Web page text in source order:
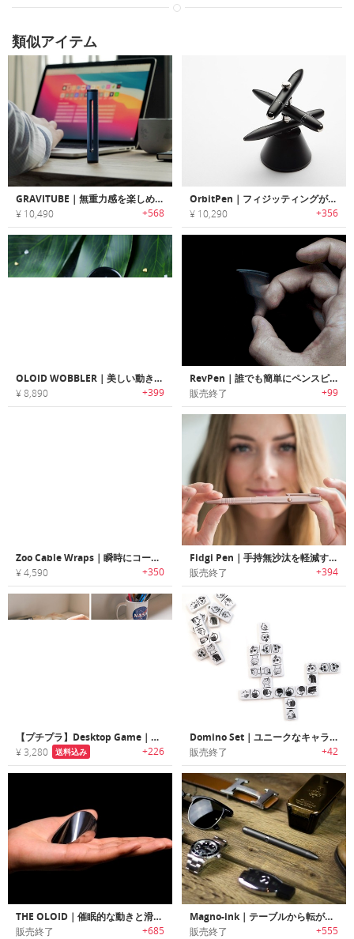
類似アイテム
GRAVITUBE｜無重力感を楽しめるミニマルデスクガジェット「グラビチューブ」
¥ 10,490 +568
OrbitPen｜フィジッティングが楽しめるエレガントデザインペン「オービットペン」
¥ 10,290 +356
OLOID WOBBLER｜美しい動きを楽しめる遊び心満載のオロイドシェイプデスクトイ「オロイドウォブラー」
¥ 8,890 +399
RevPen｜誰でも簡単にペンスピン可能なアクションペン「レブペン」
販売終了 +99
Zoo Cable Wraps｜瞬時にコードを束ねられるアニマルデザインケーブルオーガナイザー「ズーケーブルラップ」
¥ 4,590 +350
Fidgi Pen｜手持無沙汰を軽減するフィジット機能付きペン「フィジペン」
販売終了 +394
【プチプラ】Desktop Game｜ミニチュアバスケ・ビリヤードができるスポーツファンに最適なステーショナリー
¥ 3,280 送料込み +226
Domino Set｜ユニークなキャラクターがデザインされたドミノセット
販売終了 +42
THE OLOID｜催眠的な動きと滑らかな質感の溶融金属製卓上オブジェ「オロイド」
販売終了 +685
Magno-ink｜テーブルから転がり落ちないマグネットパワーアンチロールペン「マグノインク」
販売終了 +555